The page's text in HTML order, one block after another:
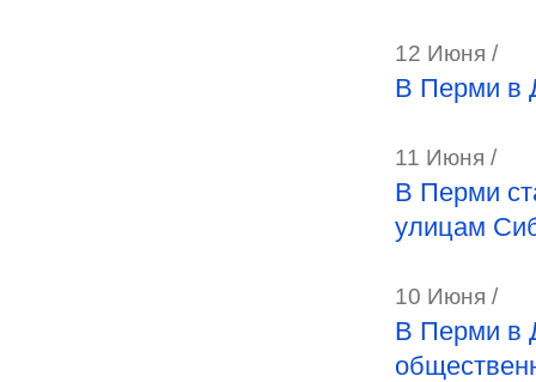
12 Июня /
В Перми в
11 Июня /
В Перми
улицам
10 Июня /
В Перми в